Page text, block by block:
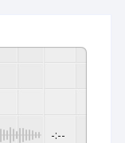
-:--